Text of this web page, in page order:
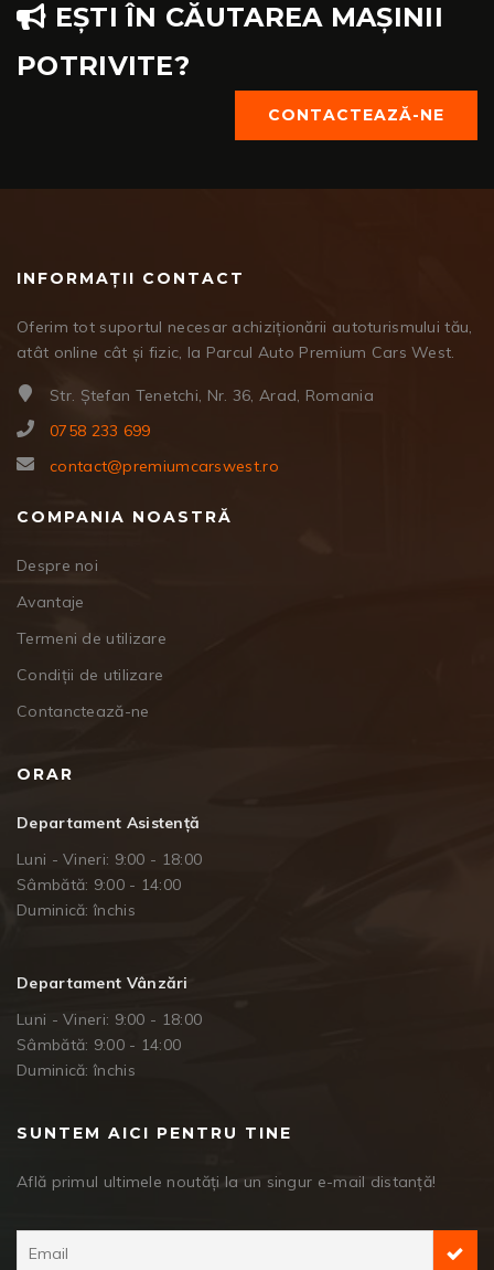
EȘTI ÎN CĂUTAREA MAȘINII
POTRIVITE?
CONTACTEAZĂ-NE
INFORMAȚII CONTACT
Oferim tot suportul necesar achiziționării autoturismului tău,
atât online cât și fizic, la Parcul Auto Premium Cars West.
Str. Ștefan Tenetchi, Nr. 36, Arad, Romania
0758 233 699
contact@premiumcarswest.ro
COMPANIA NOASTRĂ
Despre noi
Avantaje
Termeni de utilizare
Condiții de utilizare
Contanctează-ne
ORAR
Departament Asistență
Luni - Vineri: 9:00 - 18:00
Sâmbătă: 9:00 - 14:00
Duminică: închis
Departament Vânzări
Luni - Vineri: 9:00 - 18:00
Sâmbătă: 9:00 - 14:00
Duminică: închis
SUNTEM AICI PENTRU TINE
Află primul ultimele noutăți la un singur e-mail distanță!